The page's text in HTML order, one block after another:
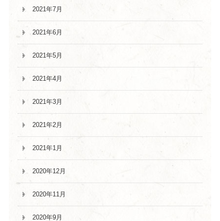
2021年7月
2021年6月
2021年5月
2021年4月
2021年3月
2021年2月
2021年1月
2020年12月
2020年11月
2020年9月